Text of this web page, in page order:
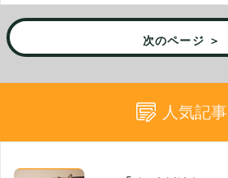
次のページ ＞
人気記事